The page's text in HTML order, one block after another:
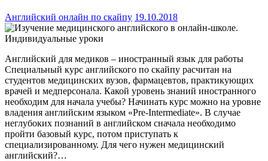
Английский онлайн по скайпу 19.10.2018
Английский для медиков – иностранный язык для работы
Специальный курс английского по скайпу расчитан на
студентов медицинских вузов, фармацевтов, практикующих
врачей и медперсонала. Какой уровень знаний иностранного
необходим для начала учебы? Начинать курс можно на уровне
владения английским языком «Pre-Intermediate». В случае
неглубоких познаний в английском сначала необходимо
пройти базовый курс, потом приступать к
специализированному. Для чего нужен медицинский
английский?…